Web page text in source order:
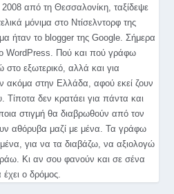
2008 από τη Θεσσαλονίκη, ταξίδεψε
μόνιμα στο Ντίσελντορφ της
ήταν το blogger της Google. Σήμερα
WordPress. Πού και πού γράφω
εξωτερικό, αλλά και για
ακόμα στην Ελλάδα, αφού εκεί ζουν
Τίποτα δεν κρατάει για πάντα και
στιγμή θα διαβρωθούν από τον
αθόρυβα μαζί με μένα. Τα γράφω
για να τα διαβάζω, να αξιολογώ
Κι αν σου φανούν και σε σένα
ο δρόμος.